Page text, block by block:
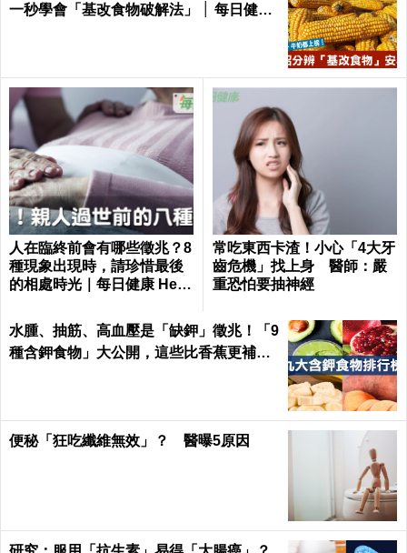
一秒學會「基改食物破解法」 │ 每日健康
人在臨終前會有哪些徵兆？8
種現象出現時，請珍惜最後
的相處時光｜每日健康 Healt
常吃東西卡渣！小心「4大牙
齒危機」找上身 醫師：嚴
重恐怕要抽神經
水腫、抽筋、高血壓是「缺鉀」徵兆！「9
種含鉀食物」大公開，這些比香蕉更補鉀
便秘「狂吃纖維無效」？ 醫曝5原因